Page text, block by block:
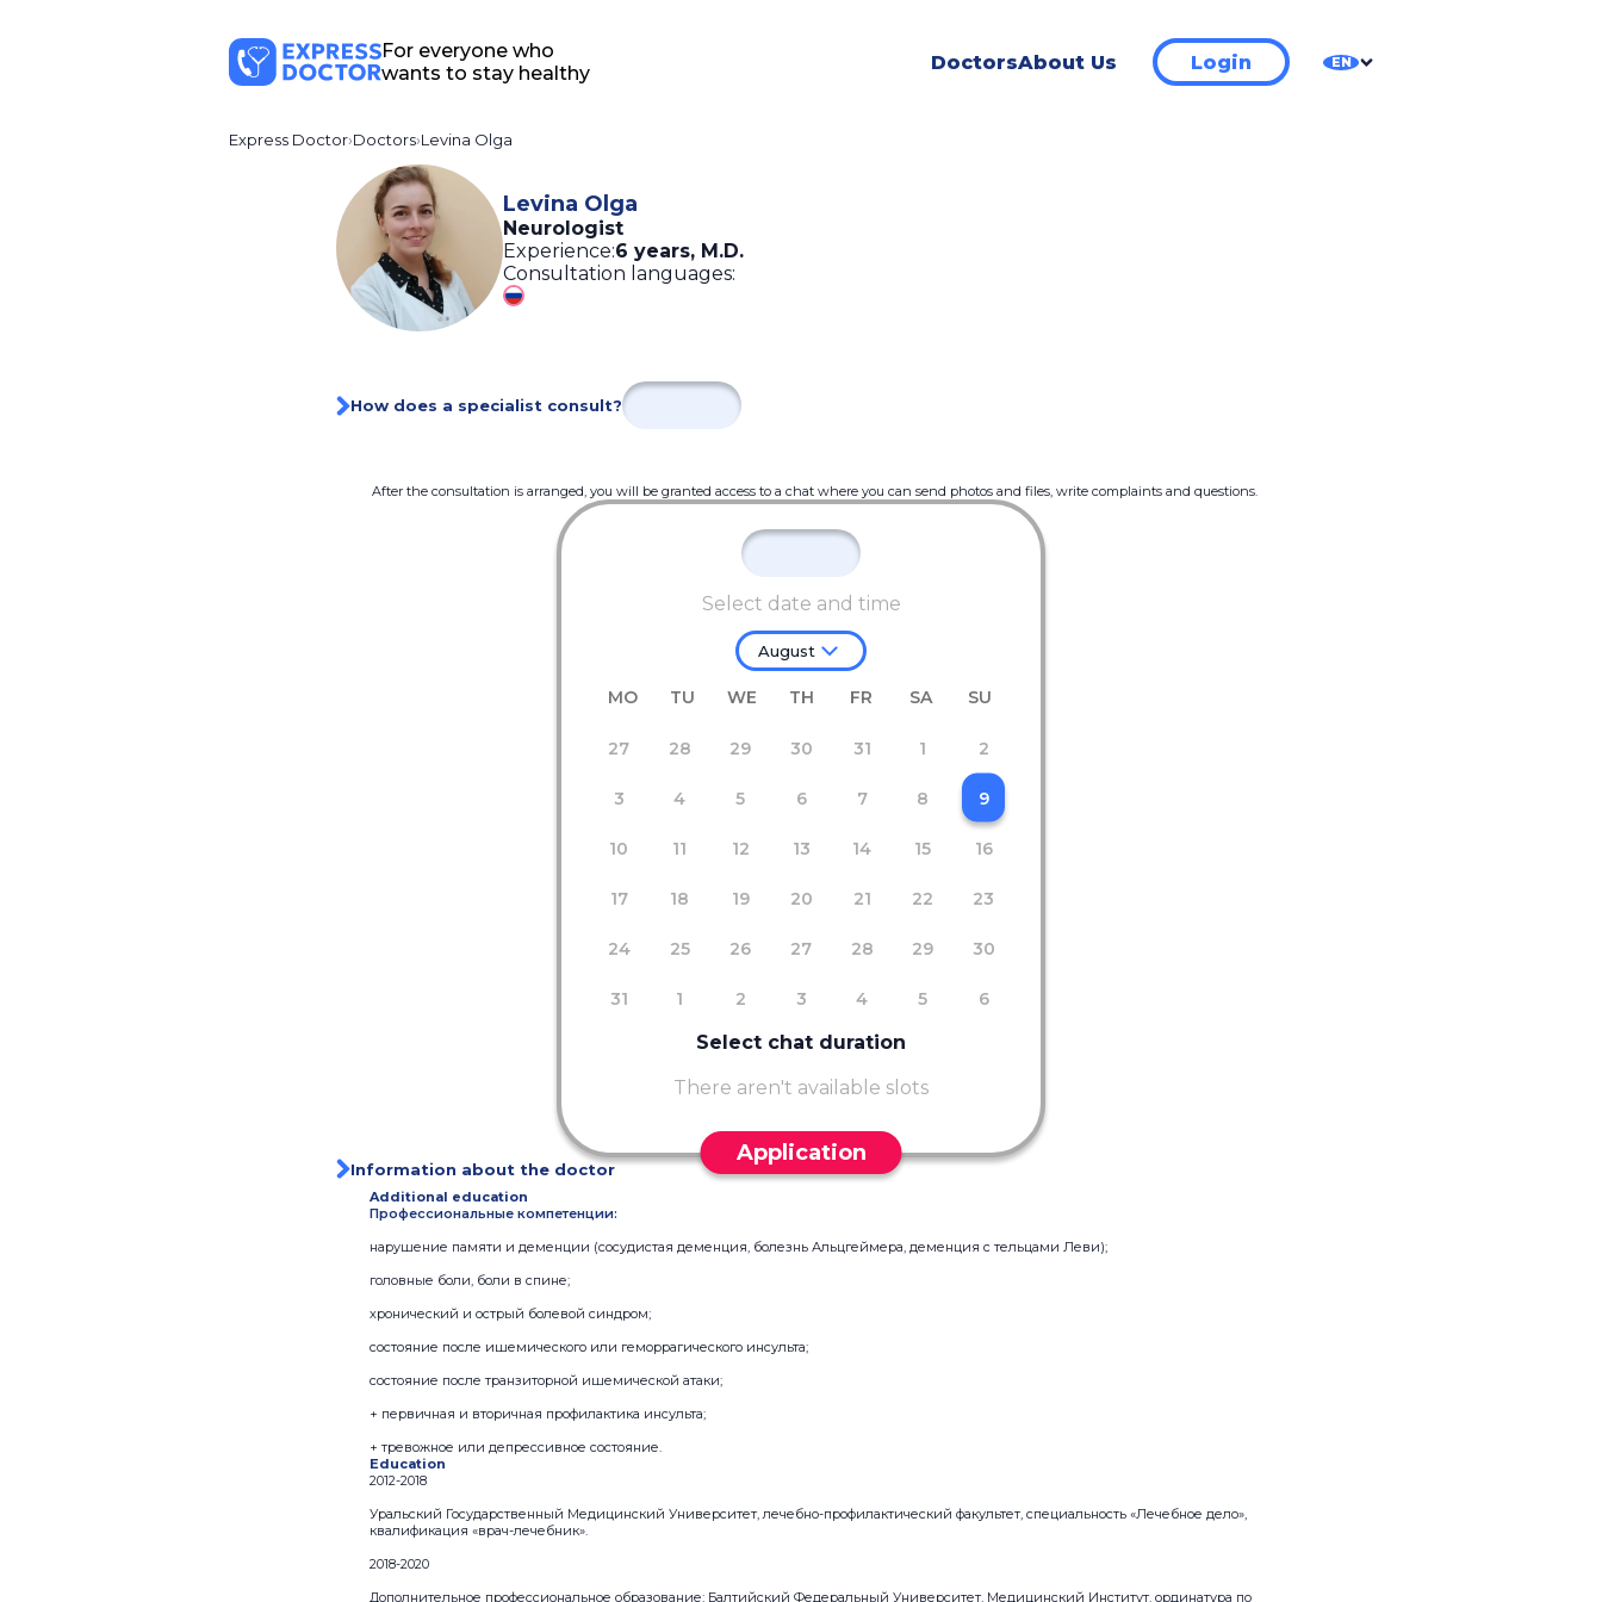
For everyone who
wants to stay healthy
DoctorsAbout Us Login EN
Express Doctor Doctors Levina Olga
Levina Olga
Neurologist
Experience:6 years, M.D.
Consultation languages:
How does a specialist consult?
After the consultation is arranged, you will be granted access to a chat where you can send photos and files, write complaints and questions.
Select date and time
August
MO TU WE TH FR SA SU
27 28 29 30 31 1 2
3 4 5 6 7 8 9
10 11 12 13 14 15 16
17 18 19 20 21 22 23
24 25 26 27 28 29 30
31 1 2 3 4 5 6
Select chat duration
There aren't available slots
Application
Information about the doctor
Additional education
Профессиональные компетенции:
нарушение памяти и деменции (сосудистая деменция, болезнь Альцгеймера, деменция с тельцами Леви);
головные боли, боли в спине;
хронический и острый болевой синдром;
состояние после ишемического или геморрагического инсульта;
состояние после транзиторной ишемической атаки;
+ первичная и вторичная профилактика инсульта;
+ тревожное или депрессивное состояние.
Education
2012-2018
Уральский Государственный Медицинский Университет, лечебно-профилактический факультет, специальность «Лечебное дело»,
квалификация «врач-лечебник».
2018-2020
Дополнительное профессиональное образование: Балтийский Федеральный Университет, Медицинский Институт, ординатура по